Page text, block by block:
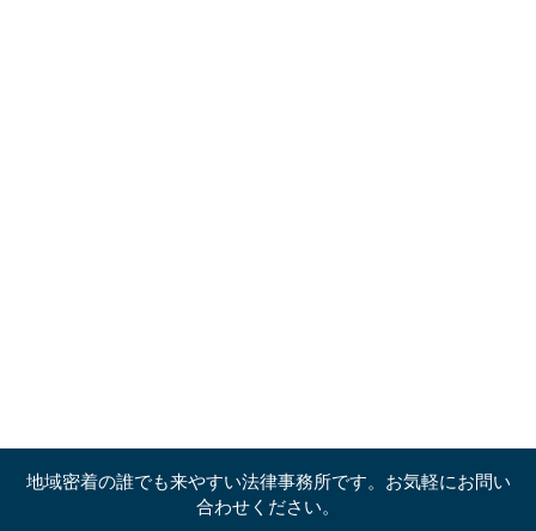
地域密着の誰でも来やすい法律事務所です。お気軽にお問い
合わせください。